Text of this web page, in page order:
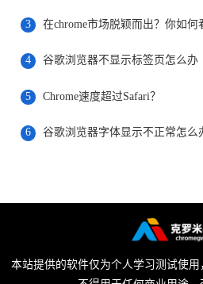
3
4 谷歌浏览器不显示标签页怎么办
5 Chrome速度超过Safari？
6 谷歌浏览器字体显示不正常怎么
本站提供的软件仅为个人学习测试使用